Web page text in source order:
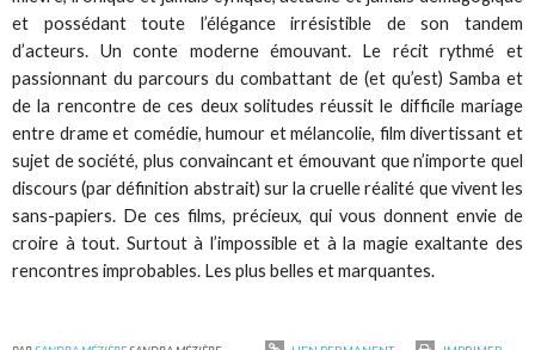
et possédant toute l’élégance irrésistible de son tandem
d’acteurs. Un conte moderne émouvant. Le récit rythmé et
passionnant du parcours du combattant de (et qu’est) Samba et
de la rencontre de ces deux solitudes réussit le difficile mariage
entre drame et comédie, humour et mélancolie, film divertissant et
sujet de société, plus convaincant et émouvant que n’importe quel
discours (par définition abstrait) sur la cruelle réalité que vivent les
sans-papiers. De ces films, précieux, qui vous donnent envie de
croire à tout. Surtout à l’impossible et à la magie exaltante des
rencontres improbables. Les plus belles et marquantes.